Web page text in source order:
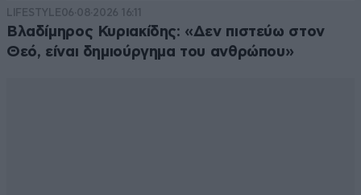
LIFESTYLE06·08·2026 16:11
Βλαδίμηρος Κυριακίδης: «Δεν πιστεύω στον
Θεό, είναι δημιούργημα του ανθρώπου»